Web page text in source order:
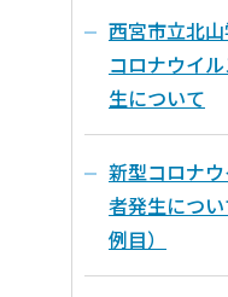
西宮市立北
コロナウイ
生について
新型コロナ
者発生につ
例目）